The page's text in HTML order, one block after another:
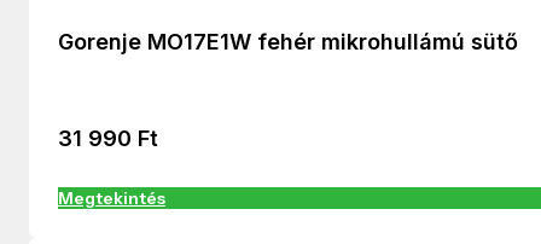
Gorenje MO17E1W fehér mikrohullámú sütő
31 990 Ft
Megtekintés